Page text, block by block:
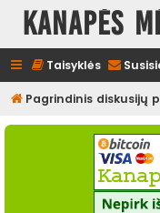
Kanapės
Taisyklės
Pagrindinis diskusijų